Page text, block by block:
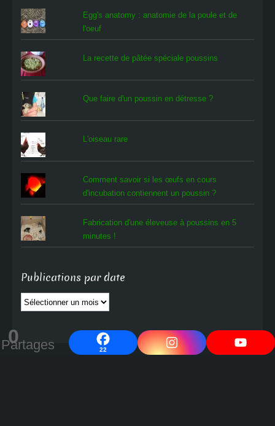
0
Partages 22
Egg's anatomy : anatomie de la poule et de
l'oeuf
La recette de pâtée spéciale poussins
Que faire d'un poussin en détresse ?
L'oiseau rare
Comment savoir si les œufs en cours
d'incubation contiennent un poussin ?
Fabrication d'une éleveuse à poussins en 5
minutes !
Publications par date
Publications
par